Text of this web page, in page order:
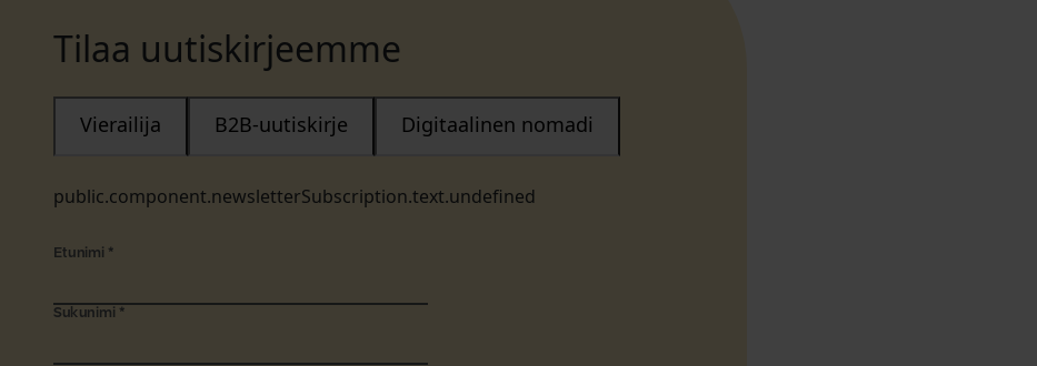
Tilaa uutiskirjeemme
public.component.newsletterSubscription.text.undefined
Vierailija B2B-uutiskirje Digitaalinen nomadi
Etunimi *
Sukunimi *